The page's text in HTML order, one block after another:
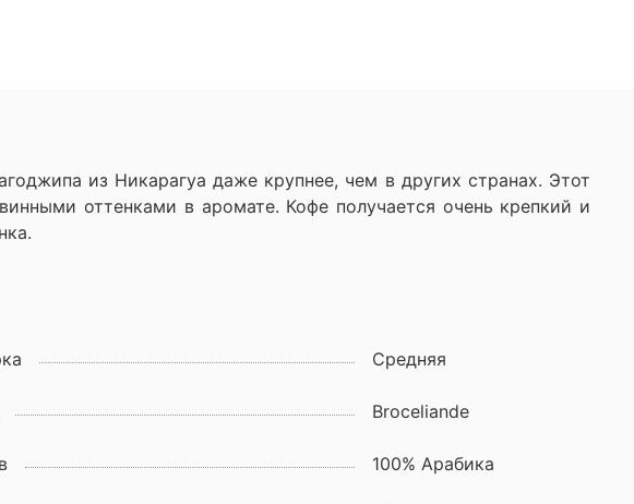
из Никарагуа даже крупнее, чем в других странах. Этот
оттенками в аромате. Кофе получается очень крепкий и
Средняя
Broceliande
100% Арабика